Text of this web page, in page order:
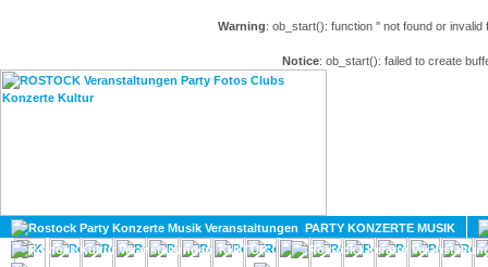
Warning: ob_start(): function '' not found or
Notice: ob_start(): failed to create
PARTY KONZERTE MUSIK
KULTUR